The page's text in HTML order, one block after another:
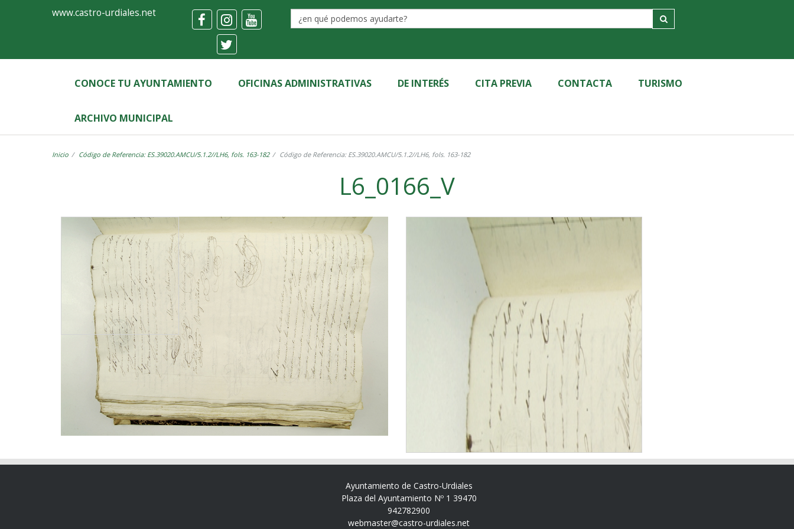
Ayuntamiento
Castro-
Urdiales
www.castro-urdiales.net
CONOCE TU AYUNTAMIENTO OFICINAS ADMINISTRATIVAS DE INTERÉS CITA PREVIA CONTACTA TURISMO
ARCHIVO MUNICIPAL
Inicio Código de Referencia: ES.39020.AMCU/5.1.2//LH6, fols. 163-182 Código de Referencia: ES.39020.AMCU/5.1.2//LH6, fols. 163-182
L6_0166_V
Ayuntamiento de Castro-Urdiales
Plaza del Ayuntamiento Nº 1 39470
942782900
webmaster@castro-urdiales.net